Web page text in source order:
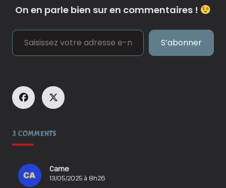
On en parle bien sur en commentaires !
Saisissez votre adresse e-mail…
S’abonner
3 COMMENTS
Carne
13/05/2025 à 8h26